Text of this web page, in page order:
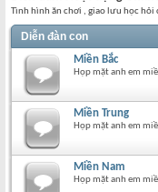
Tình hình ăn chơi , giao lưu học hỏi
Diễn đàn con
Miền Bắc
Họp mặt anh em
Miền Trung
Họp mặt anh em
Miền Nam
Họp mặt anh em